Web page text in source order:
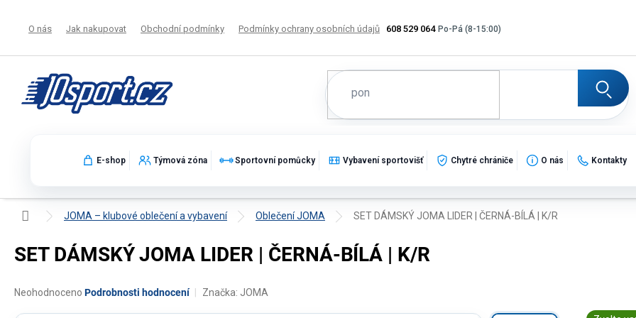
608 529 064
O nás Jak nakupovat Obchodní podmínky Podmínky ochrany osobních údajů Výměna, vrácení a reklamace zboží
E-shop Týmová zóna Sportovní pomůcky Vybavení sportovišť Chytré chrániče O nás Kontakty
Domů JOMA – klubové oblečení a vybavení Oblečení JOMA SET DÁMSKÝ JOMA LIDER | ČERNÁ-BÍLÁ | K/R
SET DÁMSKÝ JOMA LIDER | ČERNÁ-BÍLÁ | K/R
Průměrné
Neohodnoceno Podrobnosti hodnocení Značka: JOMA